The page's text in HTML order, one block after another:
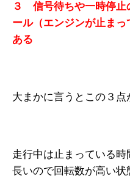
３ 信号待ちや一時停止
ール（エンジンが止ま
ある
大まかに言うとこの３点
走行中は止まっている
長いので回転数が高い状